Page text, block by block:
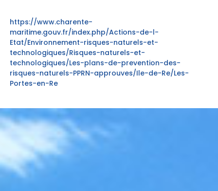
https://www.charente-
maritime.gouv.fr/index.php/Actions-de-l-
Etat/Environnement-risques-naturels-et-
technologiques/Risques-naturels-et-
technologiques/Les-plans-de-prevention-des-
risques-naturels-PPRN-approuves/Ile-de-Re/Les-
Portes-en-Re